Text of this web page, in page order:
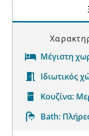
Μέγιστη
Ιδιωτικός
Κουζίνα:
Bath: